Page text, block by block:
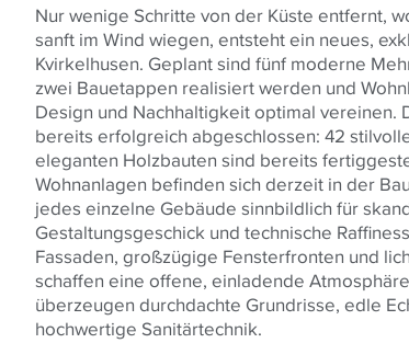
Nur wenige Schritte von der Küste entfernt,
sanft im Wind wiegen, entsteht ein neues,
Kvirkelhusen. Geplant sind fünf moderne
zwei Bauetappen realisiert werden und
Design und Nachhaltigkeit optimal vereinen.
bereits erfolgreich abgeschlossen: 42
eleganten Holzbauten sind bereits
Wohnanlagen befinden sich derzeit in der
jedes einzelne Gebäude sinnbildlich für
Gestaltungsgeschick und technische
Fassaden, großzügige Fensterfronten und
schaffen eine offene, einladende
überzeugen durchdachte Grundrisse, edle
hochwertige Sanitärtechnik.